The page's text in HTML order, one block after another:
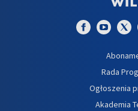
Rada
Ogłoszenia
Akademia